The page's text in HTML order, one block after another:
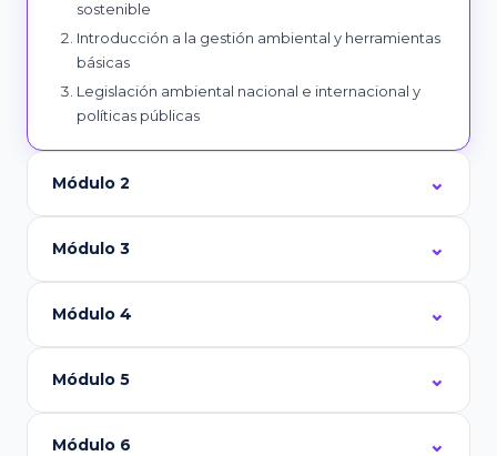
sostenible
Introducción a la gestión ambiental y herramientas
básicas
Legislación ambiental nacional e internacional y
políticas públicas
Módulo 2
Módulo 3
Módulo 4
Módulo 5
Módulo 6